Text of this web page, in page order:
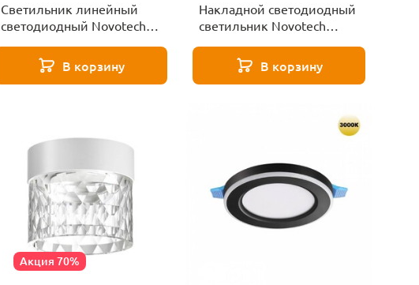
Светильник линейный
светодиодный Novotech
В корзину
Накладной светодиодный
светильник Novotech
В корзину
Акция 70%